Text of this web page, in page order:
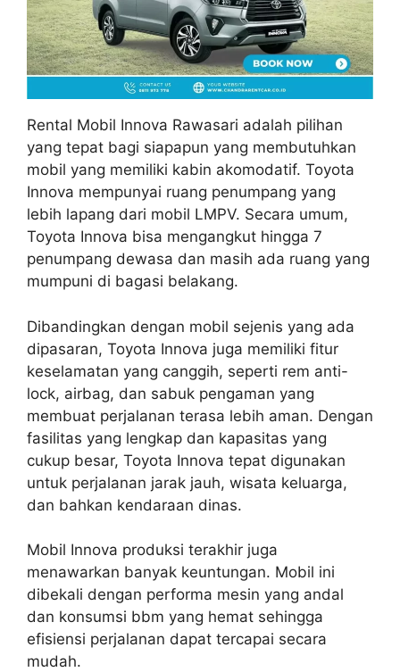
Rental Mobil Innova Rawasari adalah pilihan
yang tepat bagi siapapun yang membutuhkan
mobil yang memiliki kabin akomodatif. Toyota
Innova mempunyai ruang penumpang yang
lebih lapang dari mobil LMPV. Secara umum,
Toyota Innova bisa mengangkut hingga 7
penumpang dewasa dan masih ada ruang yang
mumpuni di bagasi belakang.
Dibandingkan dengan mobil sejenis yang ada
dipasaran, Toyota Innova juga memiliki fitur
keselamatan yang canggih, seperti rem anti-
lock, airbag, dan sabuk pengaman yang
membuat perjalanan terasa lebih aman. Dengan
fasilitas yang lengkap dan kapasitas yang
cukup besar, Toyota Innova tepat digunakan
untuk perjalanan jarak jauh, wisata keluarga,
dan bahkan kendaraan dinas.
Mobil Innova produksi terakhir juga
menawarkan banyak keuntungan. Mobil ini
dibekali dengan performa mesin yang andal
dan konsumsi bbm yang hemat sehingga
efisiensi perjalanan dapat tercapai secara
mudah.